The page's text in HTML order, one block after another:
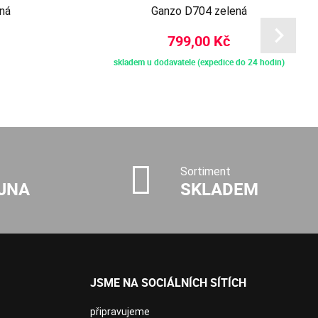
Ganzo D704 zelená
799,00 Kč
skladem u dodavatele (expedice do 24 hodin)
Sortiment
SKLADEM
JSME NA SOCIÁLNÍCH SÍTÍCH
připravujeme